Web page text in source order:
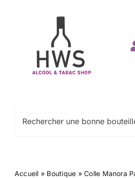
Accueil
Accueil » Boutique »Colle Manora